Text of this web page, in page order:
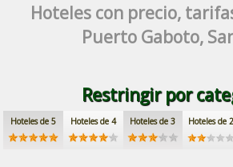
Hoteles con precio,
Puerto Gaboto,
Restringir por
Hoteles de 5 Hoteles de 4 Hoteles de 3 Hoteles de 2